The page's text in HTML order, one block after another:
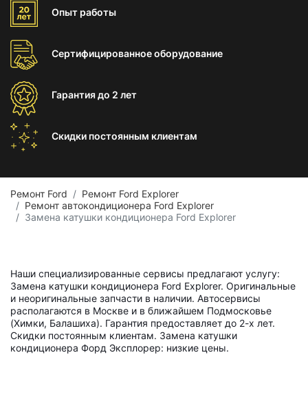
Опыт работы
Сертифицированноеоборудование
Гарантиядо 2 лет
Скидки постоянным клиентам
Ремонт Ford
Ремонт Ford Explorer
Ремонт автокондиционера Ford Explorer
Замена катушки кондиционера Ford Explorer
Наши специализированные сервисы предлагают услугу:
Замена катушки кондиционера Ford Explorer. Оригинальные
и неоригинальные запчасти в наличии. Автосервисы
располагаются в Москве и в ближайшем Подмосковье
(Химки, Балашиха). Гарантия предоставляет до 2-х лет.
Скидки постоянным клиентам. Замена катушки
кондиционера Форд Эксплорер: низкие цены.